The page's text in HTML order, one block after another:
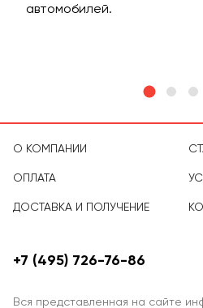
автомобилей.
О КОМПАНИИ
ОПЛАТА
ДОСТАВКА И ПОЛУЧЕНИЕ
Вся представленная на сайте
+7 (495) 726-76-86